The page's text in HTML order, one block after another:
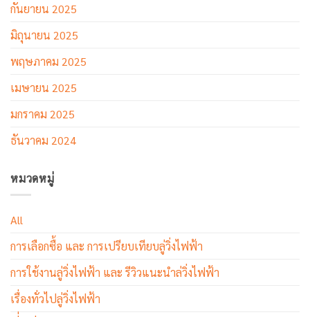
กันยายน 2025
มิถุนายน 2025
พฤษภาคม 2025
เมษายน 2025
มกราคม 2025
ธันวาคม 2024
หมวดหมู่
All
การเลือกซื้อ และ การเปรียบเทียบลู่วิ่งไฟฟ้า
การใช้งานลู่วิ่งไฟฟ้า และ รีวิวแนะนำล่วิ่งไฟฟ้า
เรื่องทั่วไปลู่วิ่งไฟฟ้า